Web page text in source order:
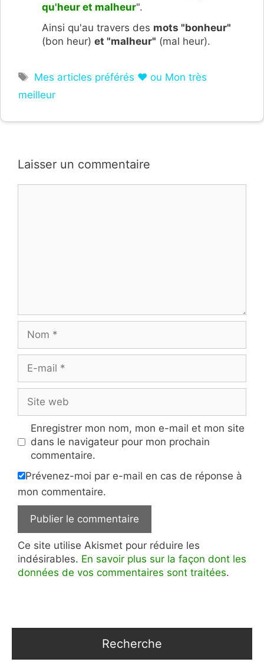
qu'heur et malheur".
Ainsi qu'au travers des mots "bonheur"
(bon heur) et "malheur" (mal heur).
Étiquettes
Mes articles préférés ❤ ou Mon très
meilleur
Laisser un commentaire
mail
web
Enregistrer mon nom, mon e-mail et mon site
dans le navigateur pour mon prochain
commentaire.
Prévenez-moi par e-mail en cas de réponse à
mon commentaire.
Ce site utilise Akismet pour réduire les
indésirables. En savoir plus sur la façon dont les
données de vos commentaires sont traitées.
Recherche